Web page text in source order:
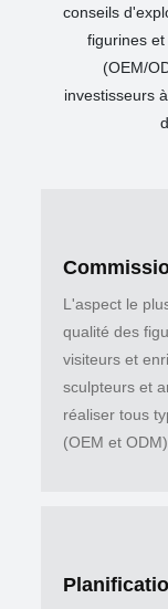
conseils
figurines
(OEM/
investisseurs
L'aspect le
qualité des
visiteurs et
sculpteurs et
réaliser tous
(OEM et ODM).